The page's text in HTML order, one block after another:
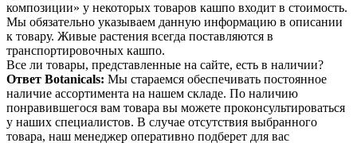
композиции» у некоторых товаров кашпо входит в стоимость.
Мы обязательно указываем данную информацию в описании
к товару. Живые растения всегда поставляются в
транспортировочных кашпо.
Все ли товары, представленные на сайте, есть в наличии?
Ответ Botanicals: Мы стараемся обеспечивать постоянное
наличие ассортимента на нашем складе. По наличию
понравившегося вам товара вы можете проконсультироваться
у наших специалистов. В случае отсутствия выбранного
товара, наш менеджер оперативно подберет для вас